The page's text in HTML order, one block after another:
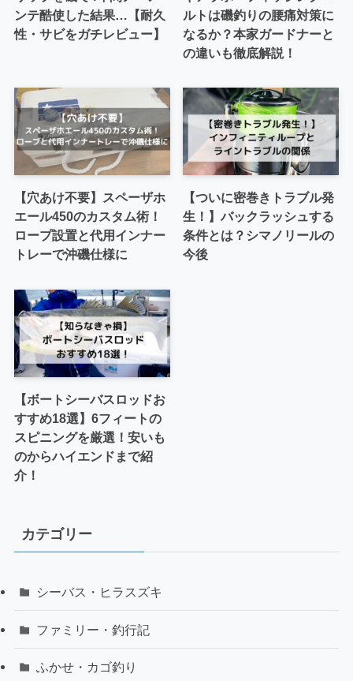
ンテ酷使した結果…【耐久
性・サビをガチレビュー】
ルトは磯釣りの腰痛対策に
なるか？本家ガードナーと
の違いも徹底解説！
【穴あけ不要】スペーザホ
エール450のカスタム術！
ロープ設置と代用インナー
トレーで沖磯仕様に
【ついに密巻きトラブル発
生！】バックラッシュする
条件とは？シマノリールの
今後
【ボートシーバスロッドお
すすめ18選】6フィートの
スピニングを厳選！安いも
のからハイエンドまで紹
介！
カテゴリー
シーバス・ヒラスズキ
ファミリー・釣行記
ふかせ・カゴ釣り